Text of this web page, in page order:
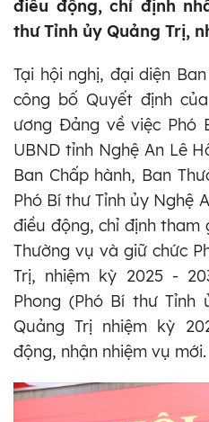
điều động, chỉ định
thư Tỉnh ủy Quảng Trị,
Tại hội nghị, đại diện
công bố Quyết định
ương Đảng về việc Phó
UBND tỉnh Nghệ An Lê
Ban Chấp hành, Ban
Phó Bí thư Tỉnh ủy Nghệ
điều động, chỉ định tham
Thường vụ và giữ chức
Trị, nhiệm kỳ 2025 -
Phong (Phó Bí thư Tỉnh
Quảng Trị nhiệm kỳ
động, nhận nhiệm vụ mới.